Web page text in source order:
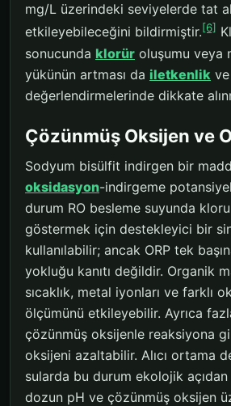
mg/L üzerindeki seviyelerde tat
etkileyebileceğini bildirmiştir.[6]
sonucunda klorür oluşumu veya
yükünün artması da iletkenlik
değerlendirmelerinde dikkate
Çözünmüş Oksijen ve
Sodyum bisülfit indirgen bir
oksidasyon-indirgeme
durum RO besleme suyunda
göstermek için destekleyici bir
kullanılabilir; ancak ORP tek
yokluğu kanıtı değildir. Organik
sıcaklık, metal iyonları ve farklı
ölçümünü etkileyebilir. Ayrıca
çözünmüş oksijenle reaksiyona
oksijeni azaltabilir. Alıcı ortama
sularda bu durum ekolojik
dozun pH ve çözünmüş oksijen